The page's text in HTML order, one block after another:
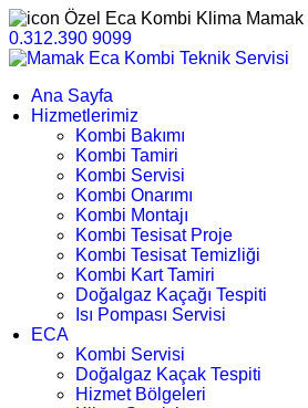
Özel Eca Kombi Klima Mamak
0.312.390 9099
Ana Sayfa
Hizmetlerimiz
Kombi Bakımı
Kombi Tamiri
Kombi Servisi
Kombi Onarımı
Kombi Montajı
Kombi Tesisat Proje
Kombi Tesisat Temizliği
Kombi Kart Tamiri
Doğalgaz Kaçağı Tespiti
Isı Pompası Servisi
ECA
Kombi Servisi
Doğalgaz Kaçak Tespiti
Hizmet Bölgeleri